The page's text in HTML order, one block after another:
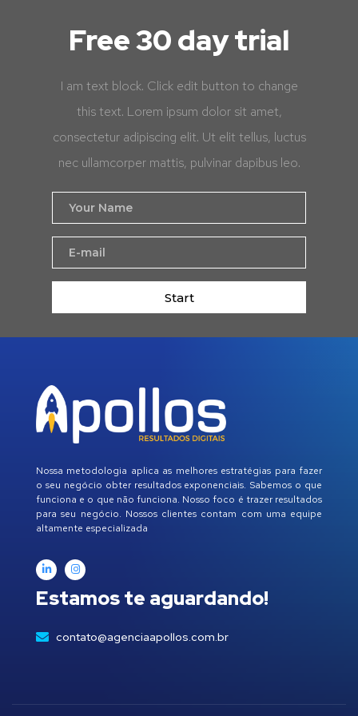
Free 30 day trial
I am text block. Click edit button to change
this text. Lorem ipsum dolor sit amet,
consectetur adipiscing elit. Ut elit tellus, luctus
nec ullamcorper mattis, pulvinar dapibus leo.
Start
Nossa metodologia aplica as melhores estratégias para fazer
o seu negócio obter resultados exponenciais. Sabemos o que
funciona e o que não funciona. Nosso foco é trazer resultados
para seu negócio. Nossos clientes contam com uma equipe
altamente especializada
Estamos te aguardando!
contato@agenciaapollos.com.br